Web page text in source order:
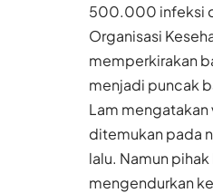
500.000 infeksi
Organisasi
memperkirakan
menjadi puncak
Lam
ditemukan pada
lalu. Namun
mengendurkan